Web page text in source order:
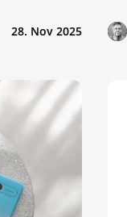
28. Nov 2025